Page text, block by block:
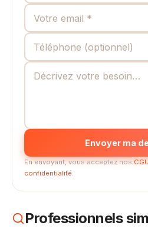
Envoyer ma
En envoyant, vous acceptez nos
confidentialité.
Professionnels